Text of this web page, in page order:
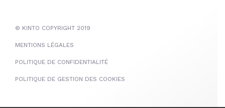
© KINTO COPYRIGHT 2019
MENTIONS LÉGALES
POLITIQUE DE CONFIDENTIALITÉ
POLITIQUE DE GESTION DES COOKIES